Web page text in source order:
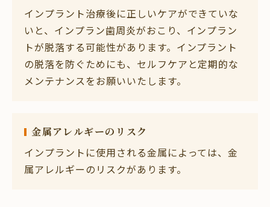
インプラント治療後に正しいケアができていな
いと、インプラン歯周炎がおこり、インプラン
トが脱落する可能性があります。インプラント
の脱落を防ぐためにも、セルフケアと定期的な
メンテナンスをお願いいたします。
金属アレルギーのリスク
インプラントに使用される金属によっては、金
属アレルギーのリスクがあります。